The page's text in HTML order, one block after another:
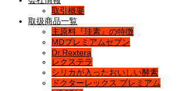
取引概要
取扱商品一覧
主原料『珪素』の特徴
MDプレミアムセブン
Dr.Rextera
レクステラ
シリカが入ったおいしい酵素
ドクターレックス プレミアム